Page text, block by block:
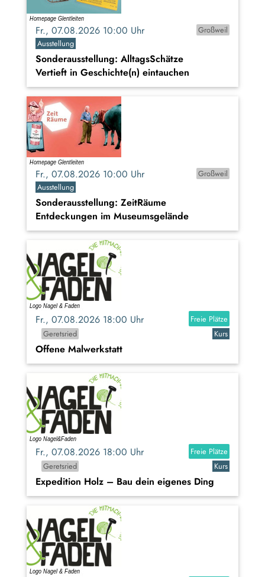
Fr., 07.08.2026 10:00 Uhr
Großweil
Ausstellung
Sonderausstellung: AlltagsSchätze
Vertieft in Geschichte(n) eintauchen
Fr., 07.08.2026 10:00 Uhr
Großweil
Ausstellung
Sonderausstellung: ZeitRäume
Entdeckungen im Museumsgelände
Fr., 07.08.2026 18:00 Uhr
Freie Plätze
Geretsried
Kurs
Offene Malwerkstatt
Fr., 07.08.2026 18:00 Uhr
Freie Plätze
Geretsried
Kurs
Expedition Holz – Bau dein eigenes Ding